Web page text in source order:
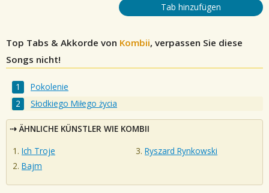
Tab hinzufügen
Top Tabs & Akkorde von Kombii, verpassen Sie diese
Songs nicht!
Pokolenie
Słodkiego Miłego życia
ÄHNLICHE KÜNSTLER WIE KOMBII
Ich Troje
Bajm
Ryszard Rynkowski